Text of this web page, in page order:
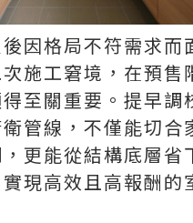
因格局不符需求而
施工窘境，在預售
至關重要。提早調
管線，不僅能切合
更能從結構底層省
現高效且高報酬的